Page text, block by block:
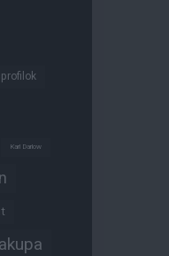
Karl Darlow